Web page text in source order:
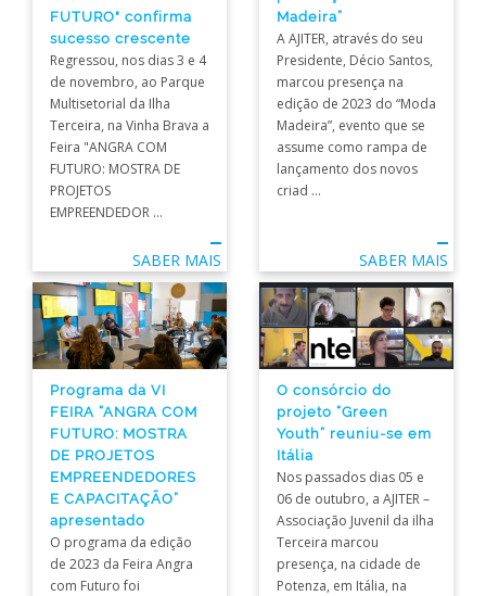
FUTURO" confirma
sucesso crescente
Regressou, nos dias 3 e 4
de novembro, ao Parque
Multisetorial da Ilha
Terceira, na Vinha Brava a
Feira "ANGRA COM
FUTURO: MOSTRA DE
PROJETOS
EMPREENDEDOR ...
SABER MAIS
Madeira”
A AJITER, através do seu
Presidente, Décio Santos,
marcou presença na
edição de 2023 do “Moda
Madeira”, evento que se
assume como rampa de
lançamento dos novos
criad ...
SABER MAIS
Programa da VI
FEIRA “ANGRA COM
FUTURO: MOSTRA
DE PROJETOS
EMPREENDEDORES
E CAPACITAÇÃO”
apresentado
O programa da edição
de 2023 da Feira Angra
com Futuro foi
O consórcio do
projeto “Green
Youth” reuniu-se em
Itália
Nos passados dias 05 e
06 de outubro, a AJITER –
Associação Juvenil da ilha
Terceira marcou
presença, na cidade de
Potenza, em Itália, na